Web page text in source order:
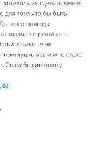
.